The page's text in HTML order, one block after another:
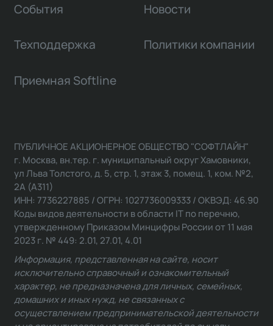
События Новости
Техподдержка Политики компании
Приемная Softline
ПУБЛИЧНОЕ АКЦИОНЕРНОЕ ОБЩЕСТВО "СОФТЛАЙН"
г. Москва, вн.тер. г. муниципальный округ Хамовники,
ул Льва Толстого, д. 5, стр. 1, этаж 3, помещ. 1, ком. №2,
2А (А311)
ИНН: 7736227885 / ОГРН: 1027736009333 / ОКВЭД: 46.90
Коды видов деятельности в области IT по перечню,
утвержденному Приказом Минцифры России от 11 мая
2023 г. № 449: 2.01, 27.01, 4.01
Информация, представленная на сайте, носит
исключительно справочный и ознакомительный
характер, не предназначена для личных, семейных,
домашних и иных нужд, не связанных с
осуществлением предпринимательской деятельности